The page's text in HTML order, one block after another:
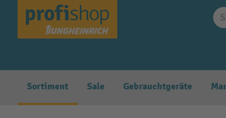
Zur Hauptnavigation springen
Sortiment Sale Gebrauchtgeräte